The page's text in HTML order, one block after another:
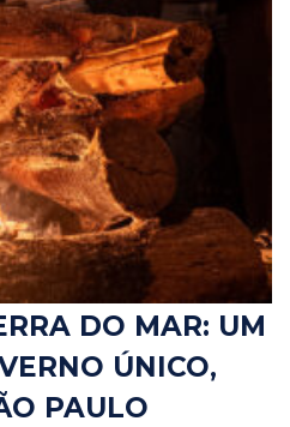
DO MAR: UM
ÚNICO,
PAULO